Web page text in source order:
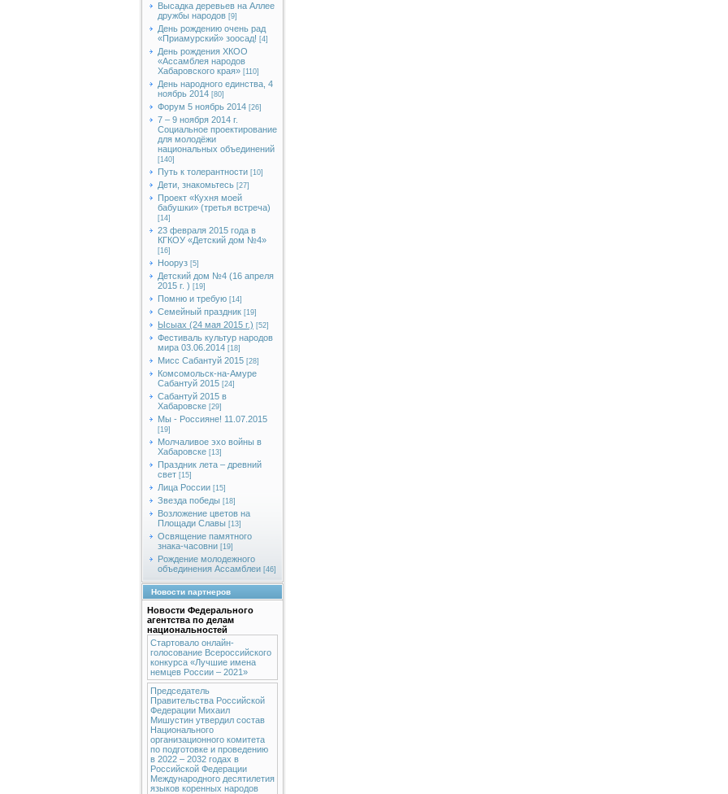
Высадка деревьев на Аллее
дружбы народов [9]
День рождению очень рад
«Приамурский» зоосад! [4]
День рождения ХКОО
«Ассамблея народов
Хабаровского края» [110]
День народного единства, 4
ноябрь 2014 [80]
Форум 5 ноябрь 2014 [26]
7 – 9 ноября 2014 г.
Социальное проектирование
для молодёжи
национальных объединений
[140]
Путь к толерантности [10]
Дети, знакомьтесь [27]
Проект «Кухня моей
бабушки» (третья встреча)
[14]
23 февраля 2015 года в
КГКОУ «Детский дом №4»
[16]
Нооруз [5]
Детский дом №4 (16 апреля
2015 г. ) [19]
Помню и требую [14]
Семейный праздник [19]
Ысыах (24 мая 2015 г.) [52]
Фестиваль культур народов
мира 03.06.2014 [18]
Мисс Сабантуй 2015 [28]
Комсомольск-на-Амуре
Сабантуй 2015 [24]
Сабантуй 2015 в
Хабаровске [29]
Мы - Россияне! 11.07.2015
[19]
Молчаливое эхо войны в
Хабаровске [13]
Праздник лета – древний
свет [15]
Лица России [15]
Звезда победы [18]
Возложение цветов на
Площади Славы [13]
Освящение памятного
знака-часовни [19]
Рождение молодежного
объединения Ассамблеи [46]
Новости партнеров
Новости Федерального
агентства по делам
национальностей
Стартовало онлайн-
голосование Всероссийского
конкурса «Лучшие имена
немцев России – 2021»
Председатель
Правительства Российской
Федерации Михаил
Мишустин утвердил состав
Национального
организационного комитета
по подготовке и проведению
в 2022 – 2032 годах в
Российской Федерации
Международного десятилетия
языков коренных народов